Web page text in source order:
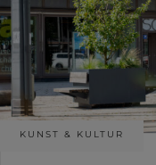
KUNST & KULTUR